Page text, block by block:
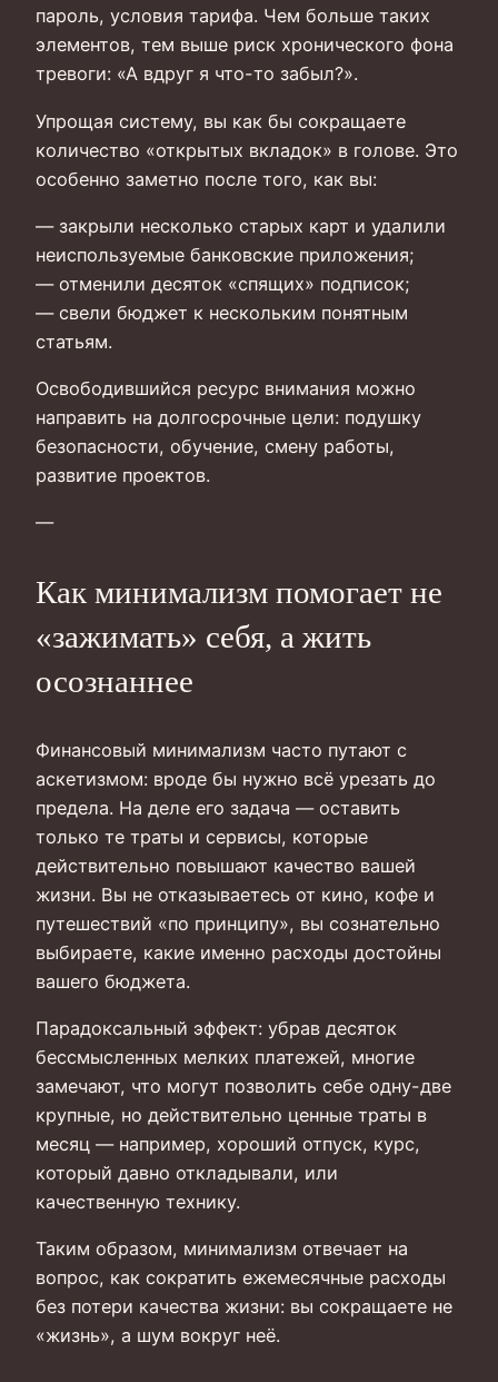
пароль, условия тарифа. Чем больше таких
элементов, тем выше риск хронического фона
тревоги: «А вдруг я что-то забыл?».
Упрощая систему, вы как бы сокращаете
количество «открытых вкладок» в голове. Это
особенно заметно после того, как вы:
— закрыли несколько старых карт и удалили
неиспользуемые банковские приложения;
— отменили десяток «спящих» подписок;
— свели бюджет к нескольким понятным
статьям.
Освободившийся ресурс внимания можно
направить на долгосрочные цели: подушку
безопасности, обучение, смену работы,
развитие проектов.
—
Как минимализм помогает не
«зажимать» себя, а жить
осознаннее
Финансовый минимализм часто путают с
аскетизмом: вроде бы нужно всё урезать до
предела. На деле его задача — оставить
только те траты и сервисы, которые
действительно повышают качество вашей
жизни. Вы не отказываетесь от кино, кофе и
путешествий «по принципу», вы сознательно
выбираете, какие именно расходы достойны
вашего бюджета.
Парадоксальный эффект: убрав десяток
бессмысленных мелких платежей, многие
замечают, что могут позволить себе одну-две
крупные, но действительно ценные траты в
месяц — например, хороший отпуск, курс,
который давно откладывали, или
качественную технику.
Таким образом, минимализм отвечает на
вопрос, как сократить ежемесячные расходы
без потери качества жизни: вы сокращаете не
«жизнь», а шум вокруг неё.